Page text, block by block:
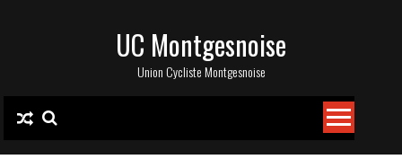
UC Montgesnoise
Union Cycliste Montgesnoise